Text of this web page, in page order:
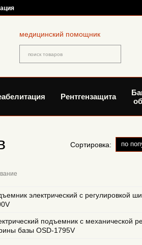
медицинский помощник
Рентгензащита
Сортировка: по
электрический с регулировкой
подъемник с механической
базы OSD-1795V